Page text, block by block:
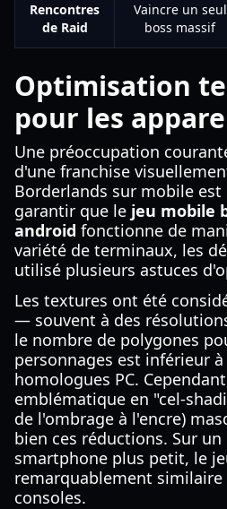
Rencontres
de Raid
Vaincre un seul
boss massif
Optimisation
pour les
Une préoccupation
d'une franchise
Borderlands sur mobile
garantir que le jeu mobile
android fonctionne de
variété de terminaux, les
utilisé plusieurs astuces
Les textures ont été
— souvent à des
le nombre de polygones
personnages est inférieur
homologues PC.
emblématique en "cel-
de l'ombrage à l'encre)
bien ces réductions. Sur un
smartphone plus petit, le
remarquablement similaire
consoles.